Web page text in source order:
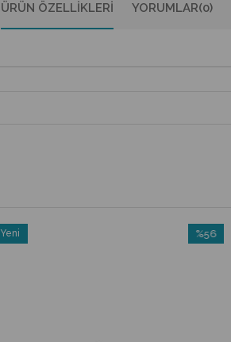
ÜRÜN ÖZELLIKLERI YORUMLAR(0)
%56
Yeni